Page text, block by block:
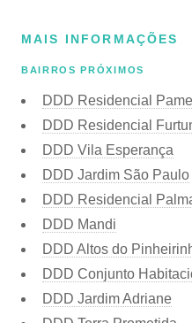
MAIS INFORMAÇÕES
BAIRROS PRÓXIMOS
DDD Residencial
DDD Residencial
DDD Vila Esperança
DDD Jardim São Paulo
DDD Residencial
DDD Mandi
DDD Altos do
DDD Conjunto
DDD Jardim Adriane